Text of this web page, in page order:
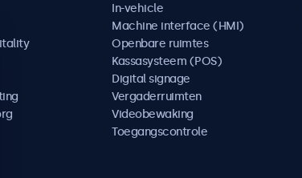
In-vehicle
Machine interface (HMI)
Openbare ruimtes
Kassasysteem (POS)
Digital signage
Vergaderruimten
Videobewaking
Toegangscontrole